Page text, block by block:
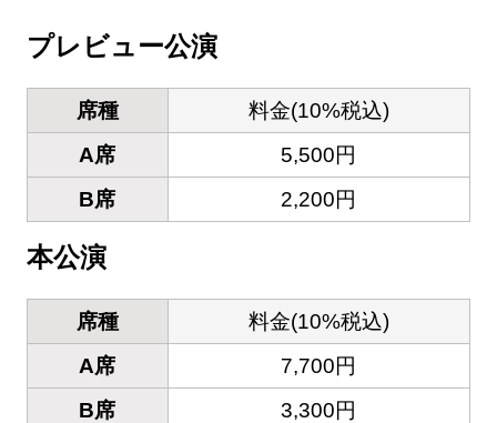
プレビュー公演
席種
料金(10%税込)
A席
5,500円
B席
2,200円
本公演
席種
料金(10%税込)
A席
7,700円
B席
3,300円